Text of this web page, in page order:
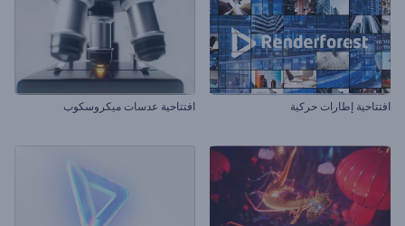
افتتاحية إطارات حركية افتتاحية عدسات ميكروسكوب